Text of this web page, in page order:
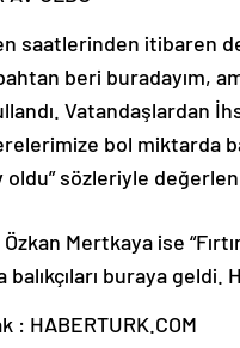
saatlerinden itibaren
beri buradayım,
Vatandaşlardan
bol miktarda
oldu” sözleriyle
Özkan Mertkaya ise
balıkçıları buraya
: HABERTURK.COM